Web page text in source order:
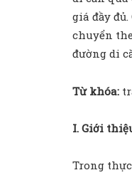
giá đầy
chuyển
đường di
Từ khóa:
I. Giới
Trong